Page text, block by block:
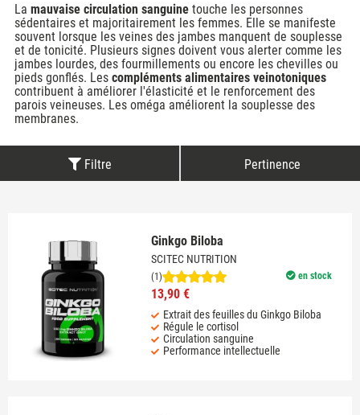
La mauvaise circulation sanguine touche les personnes
sédentaires et majoritairement les femmes. Elle se manifeste
souvent lorsque les veines des jambes manquent de souplesse
et de tonicité. Plusieurs signes doivent vous alerter comme les
jambes lourdes, des fourmillements ou encore les chevilles ou
pieds gonflés. Les compléments alimentaires veinotoniques
contribuent à améliorer l'élasticité et le renforcement des
parois veineuses. Les oméga améliorent la souplesse des
membranes.
Filtre Pertinence
Ginkgo Biloba
SCITEC NUTRITION
en stock
(1)
13,90 €
Extrait des feuilles du Ginkgo Biloba
Régule le cortisol
Circulation sanguine
Performance intellectuelle